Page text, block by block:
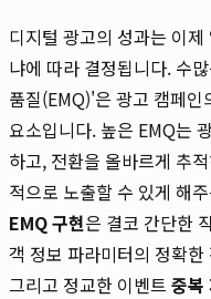
디지털 광고의 성과는 이
냐에 따라 결정됩니다. 수
품질(EMQ)'은 광고 캠페
요소입니다. 높은 EMQ는
하고, 전환을 올바르게 추
적으로 노출할 수 있게 해
EMQ 구현은 결코 간단한
객 정보 파라미터의 정확
그리고 정교한 이벤트 중복